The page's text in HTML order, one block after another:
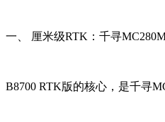
一、 厘米级RTK：千寻
B8700 RTK版的核心，是千寻